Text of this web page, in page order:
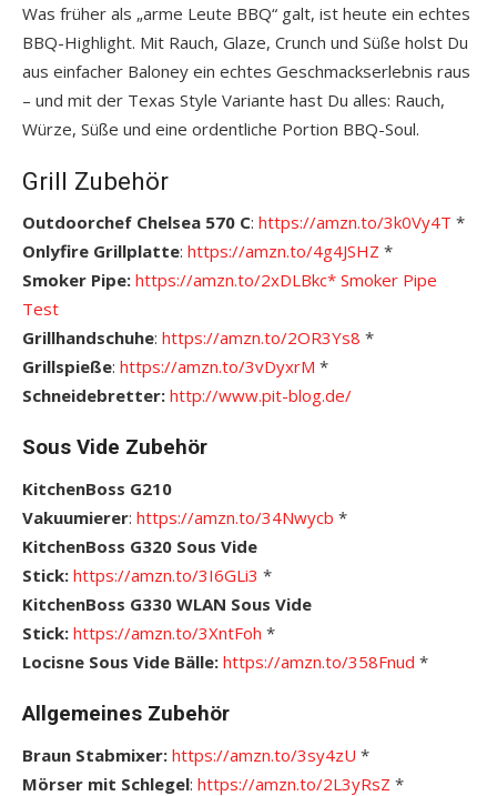
Was früher als „arme Leute BBQ“ galt, ist heute ein echtes
BBQ-Highlight. Mit Rauch, Glaze, Crunch und Süße holst Du
aus einfacher Baloney ein echtes Geschmackserlebnis raus
– und mit der Texas Style Variante hast Du alles: Rauch,
Würze, Süße und eine ordentliche Portion BBQ-Soul.
Grill Zubehör
Outdoorchef Chelsea 570 C: https://amzn.to/3k0Vy4T *
Onlyfire Grillplatte: https://amzn.to/4g4JSHZ *
Smoker Pipe: https://amzn.to/2xDLBkc* Smoker Pipe
Test
Grillhandschuhe: https://amzn.to/2OR3Ys8 *
Grillspieße: https://amzn.to/3vDyxrM *
Schneidebretter: http://www.pit-blog.de/
Sous Vide Zubehör
KitchenBoss G210
Vakuumierer: https://amzn.to/34Nwycb *
KitchenBoss G320 Sous Vide
Stick: https://amzn.to/3I6GLi3 *
KitchenBoss G330 WLAN Sous Vide
Stick: https://amzn.to/3XntFoh *
Locisne Sous Vide Bälle: https://amzn.to/358Fnud *
Allgemeines Zubehör
Braun Stabmixer: https://amzn.to/3sy4zU *
Mörser mit Schlegel: https://amzn.to/2L3yRsZ *